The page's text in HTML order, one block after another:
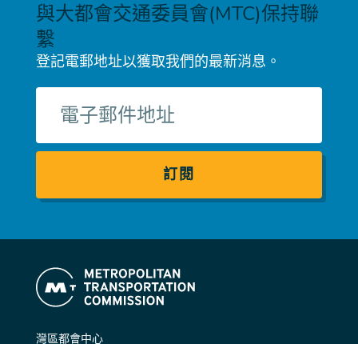
與大都會交通委員會(MTC)保持聯
繫
登記電郵地址以獲取我們的最新消息。
郵
件
灣區都會中心